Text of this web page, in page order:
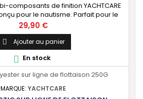
composants de finition YACHTCARE
pour le nautisme. Parfait pour le
et le lissage sous la ligne
à l’eau] Formulation spéciale
permettant une application sur la
de la coque de votre bateau en
ou en bois. 🔝 [Finition...
Prix
29,90 €
 Ajouter au panier
 En stock
MARQUE: YACHTCARE